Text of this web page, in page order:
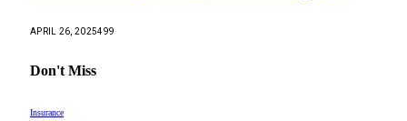
APRIL 26, 2025499
Don't Miss
Insurance